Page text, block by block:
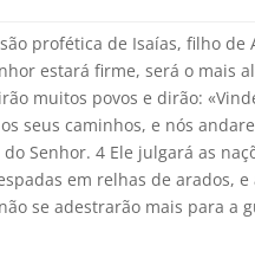
profética de Isaías, filho de
estará firme, será o mais
muitos povos e dirão:
seus caminhos, e nós
Senhor. 4 Ele julgará as
em relhas de arados,
se adestrarão mais para a